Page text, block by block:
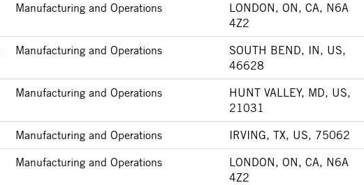
Manufacturing and Operations
LONDON, ON, CA, N6A
4Z2
Manufacturing and Operations
SOUTH BEND, IN, US,
46628
Manufacturing and Operations
HUNT VALLEY, MD, US,
21031
Manufacturing and Operations
IRVING, TX, US, 75062
Manufacturing and Operations
LONDON, ON, CA, N6A
4Z2